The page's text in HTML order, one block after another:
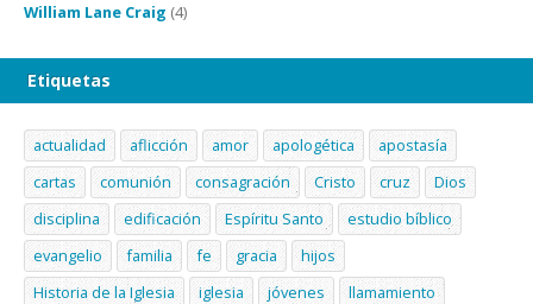
William Lane Craig (4)
Etiquetas
actualidad aflicción amor apologética
apostasía
cartas
comunión consagración Cristo cruz
Dios
disciplina
edificación Espíritu Santo
estudio bíblico
evangelio
familia fe gracia
hijos
Historia de la Iglesia
iglesia jóvenes
llamamiento